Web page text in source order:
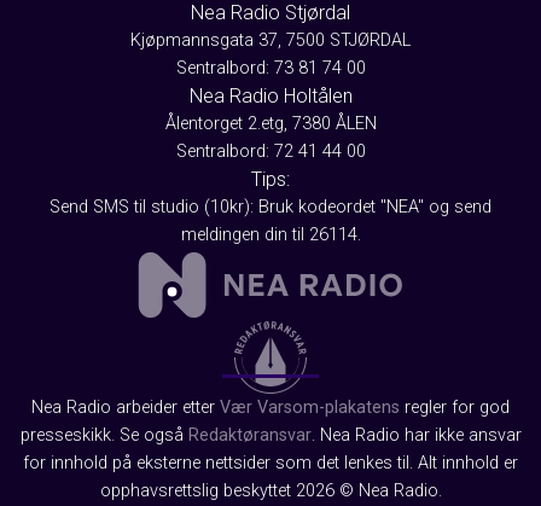
Nea Radio Stjørdal
Kjøpmannsgata 37, 7500 STJØRDAL
Sentralbord: 73 81 74 00
Nea Radio Holtålen
Ålentorget 2.etg, 7380 ÅLEN
Sentralbord: 72 41 44 00
Tips:
Send SMS til studio (10kr): Bruk kodeordet "NEA" og send
meldingen din til 26114.
Nea Radio arbeider etter Vær Varsom-plakatens regler for god
presseskikk. Se også Redaktøransvar. Nea Radio har ikke ansvar
for innhold på eksterne nettsider som det lenkes til. Alt innhold er
opphavsrettslig beskyttet 2026 © Nea Radio.